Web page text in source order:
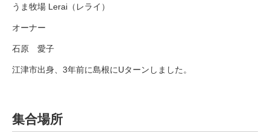
うま牧場 Lerai（レライ）
オーナー
石原 愛子
江津市出身、3年前に島根にUターンしました。
集合場所